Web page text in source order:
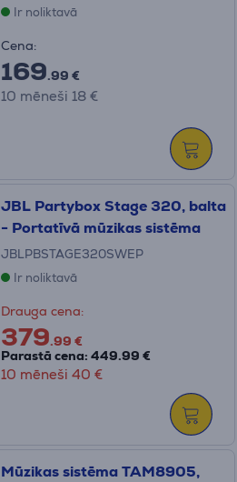
Ir noliktavā
Cena:
169.99 €
10 mēneši 18 €
JBL Partybox Stage 320, balta
- Portatīvā mūzikas sistēma
JBLPBSTAGE320SWEP
Ir noliktavā
Drauga cena:
379.99 €
Parastā cena: 449.99 €
10 mēneši 40 €
Mūzikas sistēma TAM8905,